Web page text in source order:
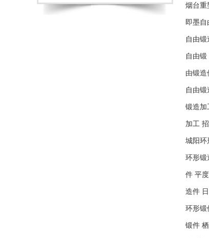
烟台重
即墨自
自由锻
自由锻
由锻造
自由锻
锻造加
加工
城阳环
环形锻
件 平
造件
环形锻
锻件